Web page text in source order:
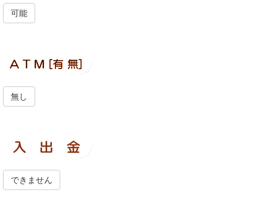
可能
無し
できません